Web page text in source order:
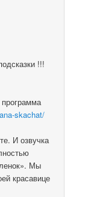
!!!
skachat/
И озвучка
Мы
красавице